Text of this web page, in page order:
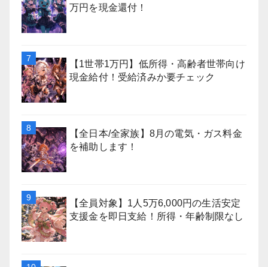
万円を現金還付！
【1世帯1万円】低所得・高齢者世帯向け
現金給付！受給済みか要チェック
【全日本/全家族】8月の電気・ガス料金
を補助します！
【全員対象】1人5万6,000円の生活安定
支援金を即日支給！所得・年齢制限なし